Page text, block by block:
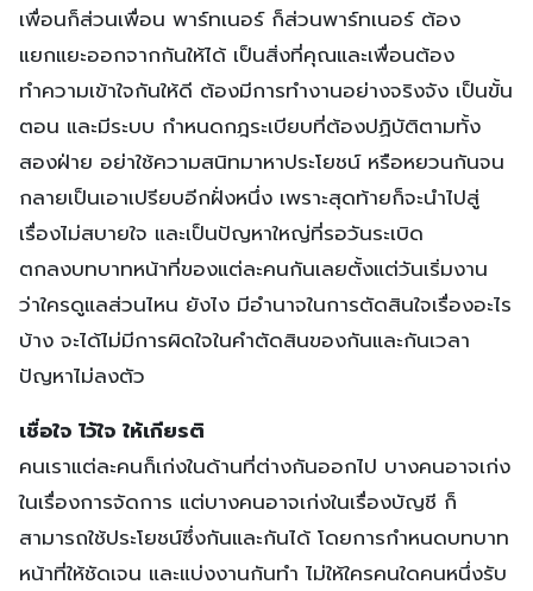
เพื่อนก็ส่วนเพื่อน พาร์ทเนอร์ ก็ส่วนพาร์ทเนอร์ ต้อง
แยกแยะออกจากกันให้ได้ เป็นสิ่งที่คุณและเพื่อนต้อง
ทำความเข้าใจกันให้ดี ต้องมีการทำงานอย่างจริงจัง เป็นขั้น
ตอน และมีระบบ กำหนดกฎระเบียบที่ต้องปฏิบัติตามทั้ง
สองฝ่าย อย่าใช้ความสนิทมาหาประโยชน์ หรือหยวนกันจน
กลายเป็นเอาเปรียบอีกฝั่งหนึ่ง เพราะสุดท้ายก็จะนำไปสู่
เรื่องไม่สบายใจ และเป็นปัญหาใหญ่ที่รอวันระเบิด
ตกลงบทบาทหน้าที่ของแต่ละคนกันเลยตั้งแต่วันเริ่มงาน
ว่าใครดูแลส่วนไหน ยังไง มีอำนาจในการตัดสินใจเรื่องอะไร
บ้าง จะได้ไม่มีการผิดใจในคำตัดสินของกันและกันเวลา
ปัญหาไม่ลงตัว
เชื่อใจ ไว้ใจ ให้เกียรติ
คนเราแต่ละคนก็เก่งในด้านที่ต่างกันออกไป บางคนอาจเก่ง
ในเรื่องการจัดการ แต่บางคนอาจเก่งในเรื่องบัญชี ก็
สามารถใช้ประโยชน์ซึ่งกันและกันได้ โดยการกำหนดบทบาท
หน้าที่ให้ชัดเจน และแบ่งงานกันทำ ไม่ให้ใครคนใดคนหนึ่งรับ